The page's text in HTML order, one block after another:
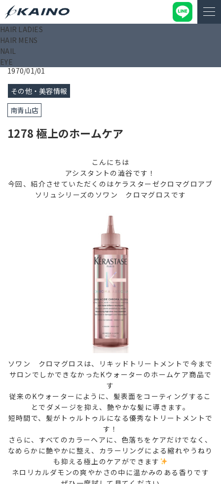
HAIR LADIES
HAIR MENS
NAIL
EYE
KAINO－カイノ－【公式サイト】
ムケア
1970/01/01
その他・美容情報
南青山店
1278 極上のホームケア
こんにちは
アシスタントの澁谷です！
今回、紹介させていただくのはケラスターゼクロマグロアブ
ソリュシリーズのソワン クロマグロスです
ソワン クロマグロスは、リキッドトリートメントで今まで
サロンでしかできなかったKウォーターのホームケア商品で
す
従来のKウォーターにように、髪表面をコーティングするこ
とでダメージを抑え、艶やかな髪に導きます。
短時間で、髪がトゥルトゥルになる優秀なトリートメントで
す！
さらに、すべてのカラーヘアに、色落ちをケアだけでなく、
なめらかに艶やかに整え、カラーリングによる縮れやうねり
も抑える極上のケアができます
ネロリカルダモンの爽やかさの中に温かみのある香りです